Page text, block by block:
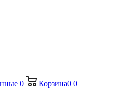
0 Корзина0 0